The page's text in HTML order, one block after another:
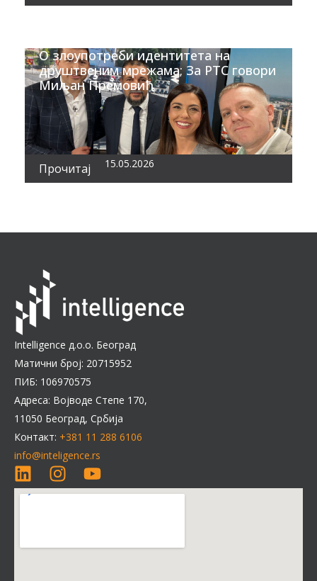
О злоупотреби идентитета на
друштвеним мрежама; За РТС говори
Миљан Премовић
Прочитај 15.05.2026
Intelligence д.о.о. Београд
Матични број: 20715952
ПИБ: 106970575
Адреса: Војводе Степе 170,
11050 Београд, Србија
Контакт: +381 11 288 6106
info@inteligence.rs